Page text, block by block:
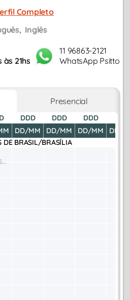
Completo
Inglês
às 21hs
11 96863-2121
WhatsApp Psitto
Presencial
DDD
DD/MM
DDD
DD/MM
DDD
DD/MM
DD/
DE BRASIL/BRASÍLIA